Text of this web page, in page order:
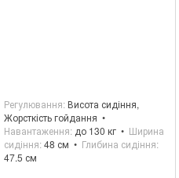
Регулювання Висота сидіння,
Жорсткість гойдання
Навантаження до 130 кг
Ширина
сидіння 48 см
Глибина сидіння
47.5 см